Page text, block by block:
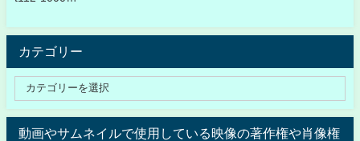
カテゴリー
動画やサムネイルで使用している映像の著作権や肖像権